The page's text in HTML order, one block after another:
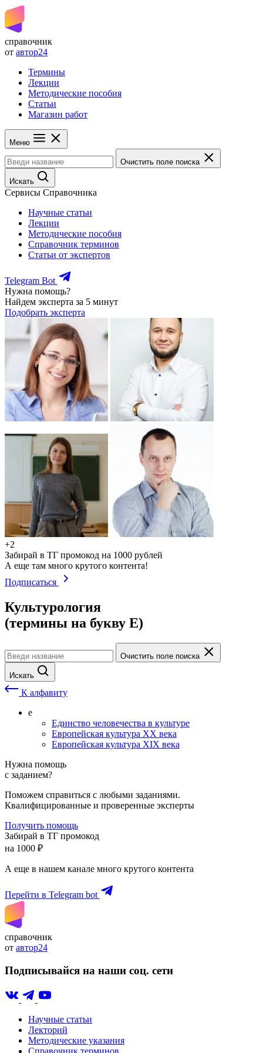
справочник
от автор24
Термины
Лекции
Методические пособия
Статьи
Магазин работ
Меню
Очистить поле поиска
Искать
Сервисы Справочника
Научные статьи
Лекции
Методические пособия
Справочник терминов
Статьи от экспертов
Telegram Bot
Нужна помощь?
Найдем эксперта за 5 минут
Подобрать эксперта
+2
Забирай в ТГ промокод на 1000 рублей
А еще там много крутого контента!
Подписаться
Культурология
(термины на букву Е)
Очистить поле поиска
Искать
К алфавиту
е
Единство человечества в культуре
Европейская культура XX века
Европейская культура XIX века
Нужна помощь
с заданием?
Поможем справиться с любыми заданиями.
Квалифицированные и проверенные эксперты
Получить помощь
Забирай в ТГ промокод
на 1000 ₽
А еще в нашем канале много крутого контента
Перейти в Telegram bot
справочник
от автор24
Подписывайся на наши соц. сети
Научные статьи
Лекторий
Методические указания